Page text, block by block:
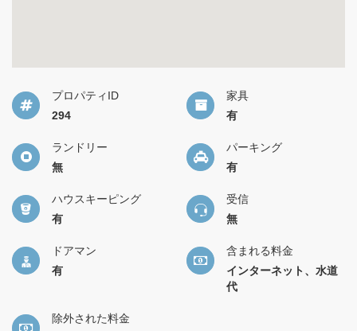
プロパティID
294
家具
有
ランドリー
無
パーキング
有
ハウスキーピング
有
受信
無
ドアマン
有
含まれる料金
インターネット、水道
代
除外された料金